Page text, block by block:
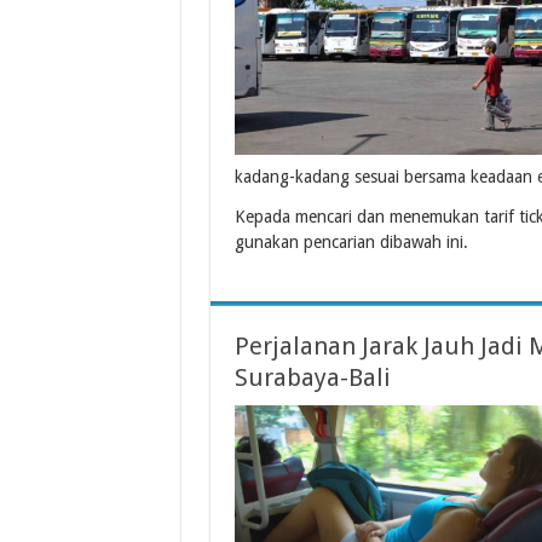
kadang-kadang sesuai bersama
Kepada mencari dan menemukan tarif
gunakan pencarian dibawah ini.
Perjalanan Jarak Jauh Jadi
Surabaya-Bali